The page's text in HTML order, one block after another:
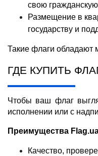
свою
Размещение в
государству и
Такие флаги обладают
ГДЕ КУПИТЬ
Чтобы ваш флаг
исполнении или с
Преимущества
Качество,